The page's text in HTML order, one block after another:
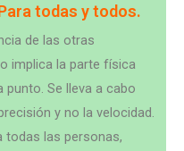
todas y todos.
de las otras
implica la parte física
Se lleva a cabo
y no la velocidad.
todas las personas,